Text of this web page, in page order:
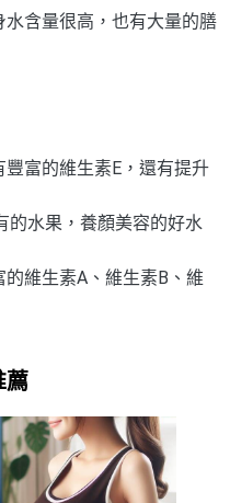
含量很高，也有大量的膳
富的維生素E，還有提升
的水果，養顏美容的好水
維生素A、維生素B、維
薦